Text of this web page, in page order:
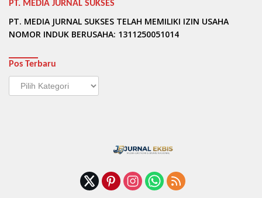
PT. MEDIA JURNAL SUKSES
PT. MEDIA JURNAL SUKSES TELAH MEMILIKI IZIN USAHA
NOMOR INDUK BERUSAHA: 1311250051014
Pos Terbaru
Pos
Terbaru